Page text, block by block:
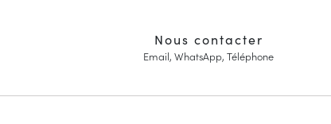
Nous contacter
Email, WhatsApp, Téléphone